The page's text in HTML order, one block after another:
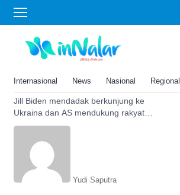
Internasional News Nasional Regional
Olena Zelensky
Jill Biden Mendadak Berkunjung
ke Ukraina Bertemu Olena
Ukraina
Jill Biden mendadak berkunjung ke
Ukraina dan AS mendukung rakyat
Ukraina. Ia datang pada peringatan Hari
Yudi Saputra